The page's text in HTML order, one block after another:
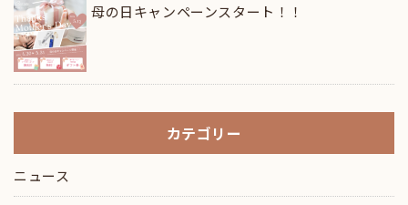
母の日キャンペーンスタート！！
カテゴリー
ニュース